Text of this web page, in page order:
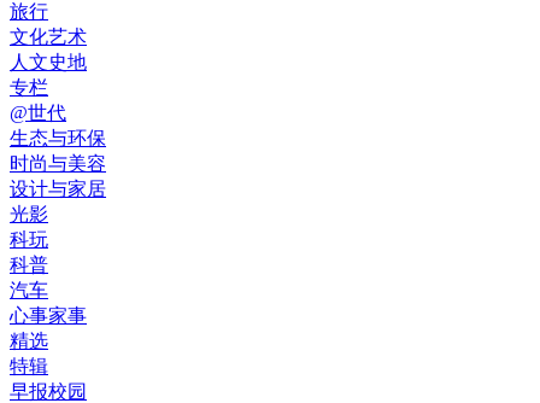
旅行
文化艺术
人文史地
专栏
@世代
生态与环保
时尚与美容
设计与家居
光影
科玩
科普
汽车
心事家事
精选
特辑
早报校园